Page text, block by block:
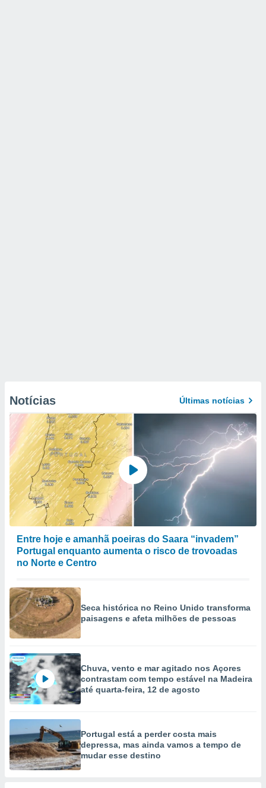
Notícias Últimas notícias
Entre hoje e amanhã poeiras do Saara “invadem”
Portugal enquanto aumenta o risco de trovoadas
no Norte e Centro
Seca histórica no Reino Unido transforma
paisagens e afeta milhões de pessoas
Chuva, vento e mar agitado nos Açores
contrastam com tempo estável na Madeira
até quarta-feira, 12 de agosto
Portugal está a perder costa mais
depressa, mas ainda vamos a tempo de
mudar esse destino